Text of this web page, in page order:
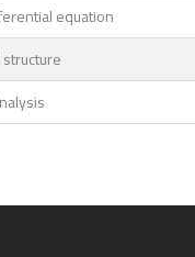
equation